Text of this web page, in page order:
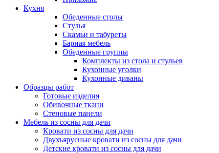
Кухня
Обеденные столы
Стулья
Скамьи и табуреты
Барная мебель
Обеденные группы
Комплекты из стола и стульев
Кухонные уголки
Кухонные диваны
Образцы работ
Готовые изделия
Обивочные ткани
Стеновые панели
Мебель из сосны для дачи
Кровати из сосны для дачи
Двухъярусные кровати из сосны для дачи
Детские кровати из сосны для дачи